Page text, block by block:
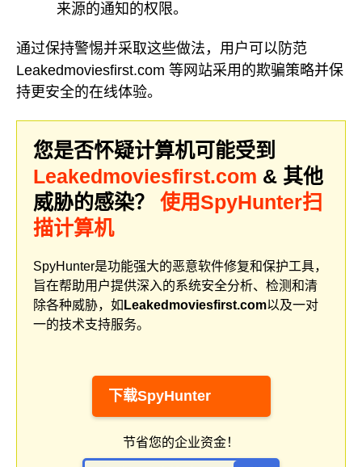
来源的通知的权限。
通过保持警惕并采取这些做法，用户可以防范
Leakedmoviesfirst.com 等网站采用的欺骗策略并保
持更安全的在线体验。
您是否怀疑计算机可能受到
Leakedmoviesfirst.com & 其他
威胁的感染？ 使用SpyHunter扫
描计算机
SpyHunter是功能强大的恶意软件修复和保护工具，
旨在帮助用户提供深入的系统安全分析、检测和清
除各种威胁，如 Leakedmoviesfirst.com以及一对
一的技术支持服务。
下载SpyHunter
节省您的企业资金！